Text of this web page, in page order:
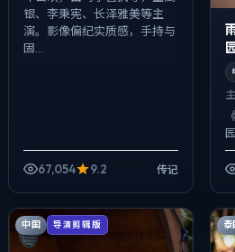
银、李秉宪、长泽雅美等主
演。影像偏纪实质感，手持与
固...
67,054 9.2 传记
中国 导演剪辑版 泰